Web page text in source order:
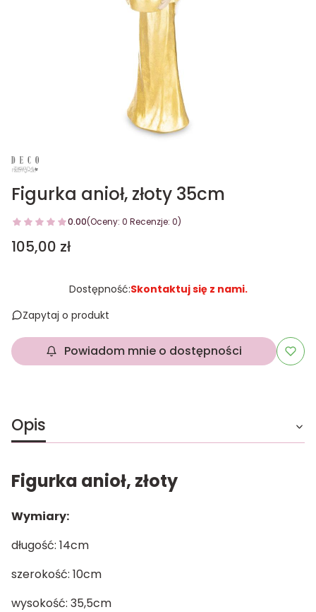
Figurka anioł, złoty 35cm
0.00(Oceny: 0 Recenzje: 0)
Cena
105,00 zł
Dostępność:Skontaktuj się z nami.
Zapytaj o produkt
Powiadom mnie o dostępności
Opis
Figurka anioł, złoty
Wymiary:
długość: 14cm
szerokość: 10cm
wysokość: 35,5cm